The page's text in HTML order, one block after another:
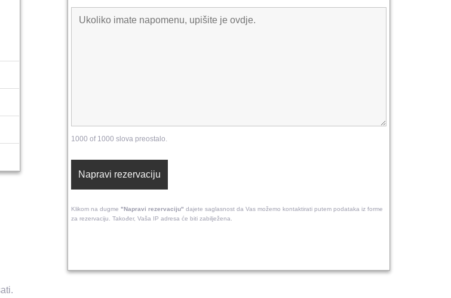
1000 of 1000 slova preostalo.
Klikom na dugme "Napravi rezervaciju" dajete saglasnost da Vas možemo kontaktirati putem podataka iz forme
za rezervaciju. Također, Vaša IP adresa će biti zabilježena.